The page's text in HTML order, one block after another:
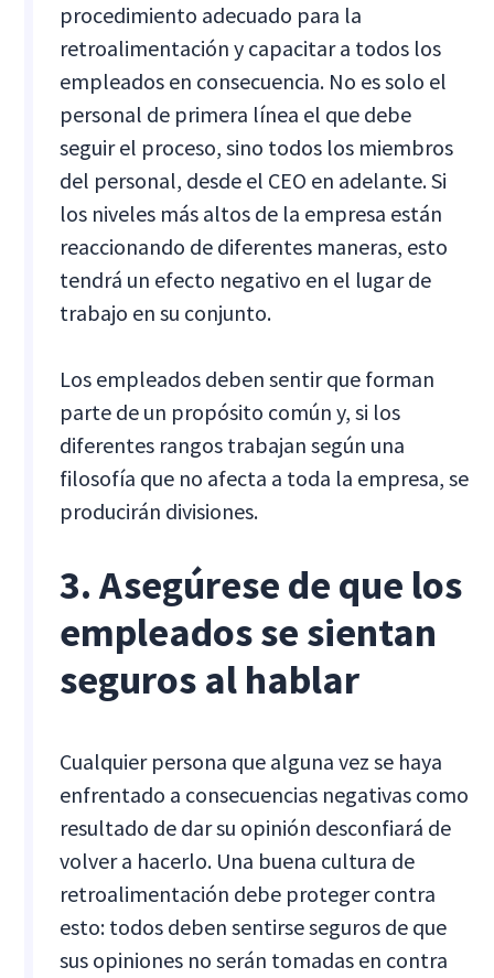
procedimiento adecuado para la
retroalimentación y capacitar a todos los
empleados en consecuencia. No es solo el
personal de primera línea el que debe
seguir el proceso, sino todos los miembros
del personal, desde el CEO en adelante. Si
los niveles más altos de la empresa están
reaccionando de diferentes maneras, esto
tendrá un efecto negativo en el lugar de
trabajo en su conjunto.
Los empleados deben sentir que forman
parte de un propósito común y, si los
diferentes rangos trabajan según una
filosofía que no afecta a toda la empresa, se
producirán divisiones.
3. Asegúrese de que los
empleados se sientan
seguros al hablar
Cualquier persona que alguna vez se haya
enfrentado a consecuencias negativas como
resultado de dar su opinión desconfiará de
volver a hacerlo. Una buena cultura de
retroalimentación debe proteger contra
esto: todos deben sentirse seguros de que
sus opiniones no serán tomadas en contra